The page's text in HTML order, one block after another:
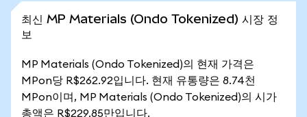
최신 MP Materials (Ondo Tokenized) 시장 정
보
MP Materials (Ondo Tokenized)의 현재 가격은
MPon당 R$262.92입니다. 현재 유통량은 8.74천
MPon이며, MP Materials (Ondo Tokenized)의 시가
총액은 R$229.85만입니다.